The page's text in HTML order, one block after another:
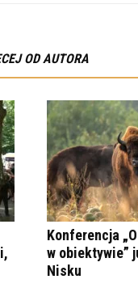
OD AUTORA
Konferencja
w obiektywie”
Nisku